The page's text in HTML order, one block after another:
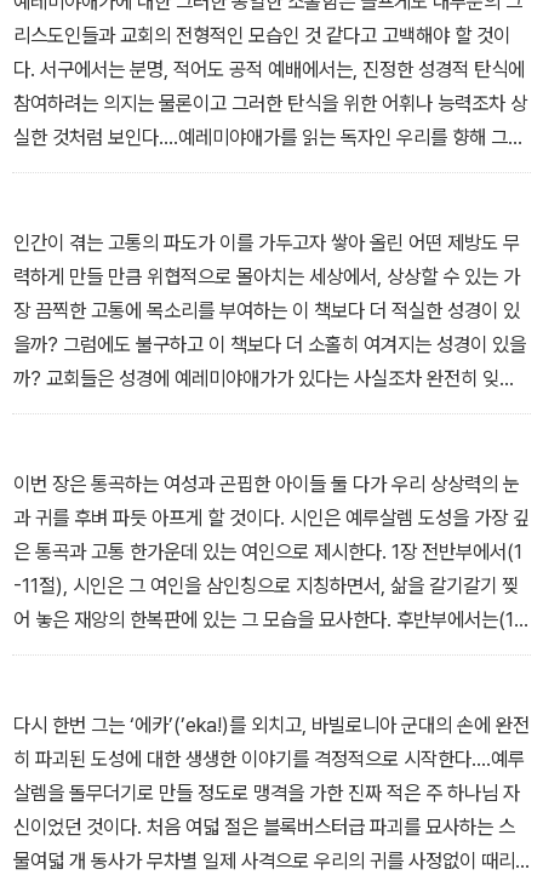
안내자 역할을 톡톡히 했다. 이번에 출간된 책은 <BST 예레미야애
가>로, <BST 예레미야>에 이어 나온 그의 후속작이다.
리스도인들과 교회의 전형적인 모습인 것 같다고 고백해야 할 것이
다. 서구에서는 분명, 적어도 공적 예배에서는, 진정한 성경적 탄식에
참여하려는 의지는 물론이고 그러한 탄식을 위한 어휘나 능력조차 상
실한 것처럼 보인다.…예레미야애가를 읽는 독자인 우리를 향해 그저
‘봐 달라고’ 요청한다. 그의 말에 주석을 다는 것은 (아무리 늦었을지
한 일을 하도록 초청하는 일이다.
_“저자 서문”에서
인간이 겪는 고통의 파도가 이를 가두고자 쌓아 올린 어떤 제방도 무
력하게 만들 만큼 위협적으로 몰아치는 세상에서, 상상할 수 있는 가
장 끔찍한 고통에 목소리를 부여하는 이 책보다 더 적실한 성경이 있
을까? 그럼에도 불구하고 이 책보다 더 소홀히 여겨지는 성경이 있을
까? 교회들은 성경에 예레미야애가가 있다는 사실조차 완전히 잊어
버린 것 같고, 그렇기에 이 부분을 읽거나 설교하는 경우 역시 드물다.
한 지점은 토머스 치점(Thomas Chisholm)의 찬송가 “오 신실하신
주”를 부를 때뿐일 텐데, 어쩌면 그들은 그 찬송가의 가사 일부가 예
레미야애가 3:23에서 왔다는 사실조차 모를 수도 있다.
_“서론”에서
이번 장은 통곡하는 여성과 곤핍한 아이들 둘 다가 우리 상상력의 눈
과 귀를 후벼 파듯 아프게 할 것이다. 시인은 예루살렘 도성을 가장 깊
은 통곡과 고통 한가운데 있는 여인으로 제시한다. 1장 전반부에서(1
-11절), 시인은 그 여인을 삼인칭으로 지칭하면서, 삶을 갈기갈기 찢
어 놓은 재앙의 한복판에 있는 그 모습을 묘사한다. 후반부에서는(12
-22절), 여자 도성이 직접 자신을 위해 말할 수 있게 한다. 사실 시인
기 때문이다. 여자는 처음에는 하나님께, 그런 뒤 (우리, 즉 독자들을
포함한) 지나가는 어떤 나그네라도 자신의 고통을 봐 달라고 애처롭
게 부르짖는다. 그 지점에서 (읽기를 중단하는 것 외에는) 선택의 여
지가 없는 것은 바로 우리다. 읽는 것은 곧 보는 것이기 때문이다. 그
리고 그러한 읽고 보는 행위 안에서, 적어도 우리는(독자들은) 관심을
다시 한번 그는 ‘에카’(’eka!)를 외치고, 바빌로니아 군대의 손에 완전
히 파괴된 도성에 대한 생생한 이야기를 격정적으로 시작한다.…예루
살렘을 돌무더기로 만들 정도로 맹격을 가한 진짜 적은 주 하나님 자
신이었던 것이다. 처음 여덟 절은 블록버스터급 파괴를 묘사하는 스
물여덟 개 동사가 무차별 일제 사격으로 우리의 귀를 사정없이 때리